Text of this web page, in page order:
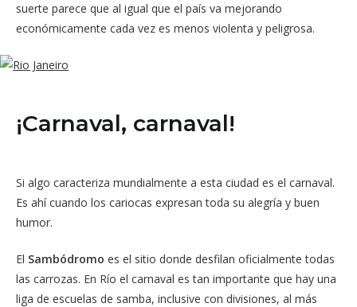
suerte parece que al igual que el país va mejorando
económicamente cada vez es menos violenta y peligrosa.
¡Carnaval, carnaval!
Si algo caracteriza mundialmente a esta ciudad es el carnaval.
Es ahí cuando los cariocas expresan toda su alegría y buen
humor.
El Sambódromo es el sitio donde desfilan oficialmente todas
las carrozas. En Río el carnaval es tan importante que hay una
liga de escuelas de samba, inclusive con divisiones, al más